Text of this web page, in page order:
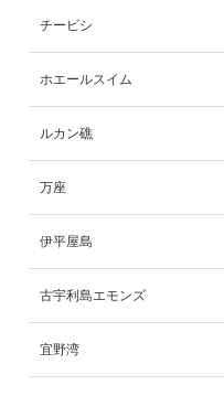
チービシ
ホエールスイム
ルカン礁
万座
伊平屋島
古宇利島エモンズ
宜野湾